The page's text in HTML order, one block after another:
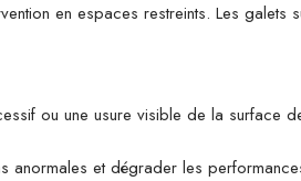
en espaces restreints. Les galets
ou une usure visible de la surface
anormales et dégrader les